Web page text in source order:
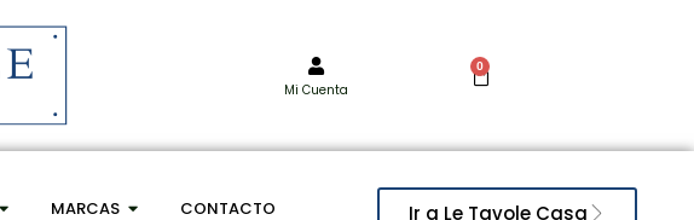
Mi Cuenta
0
MARCAS CONTACTO Ir a Le Tavole Casa